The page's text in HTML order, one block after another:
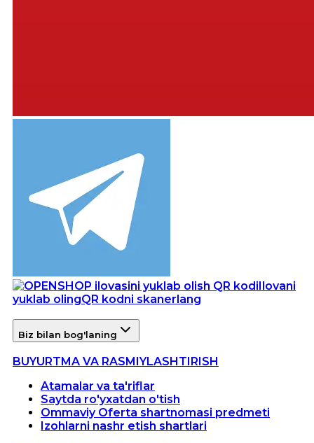
Ilovani
yuklab olingQR kodni skanerlang
Biz bilan bog'laning
BUYURTMA VA RASMIYLASHTIRISH
Atamalar va ta'riflar
Saytda ro'yxatdan o'tish
Ommaviy Oferta shartnomasi predmeti
Izohlarni nashr etish shartlari